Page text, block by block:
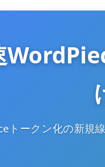
トークン化の新規